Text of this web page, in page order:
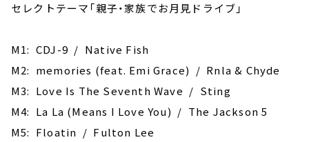
セレクトテーマ「親子・家族でお月見ドライブ」
M1: CDJ-9 / Native Fish
M2: memories (feat. Emi Grace) / Rnla & Chyde
M3: Love Is The Seventh Wave / Sting
M4: La La (Means I Love You) / The Jackson 5
M5: Floatin / Fulton Lee